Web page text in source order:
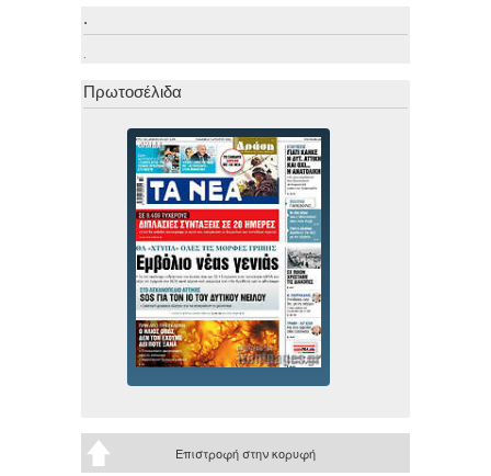
.
.
Πρωτοσέλιδα
Επιστροφή στην κορυφή